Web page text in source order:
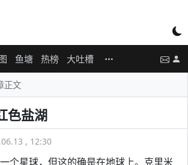
鱼塘 热榜 大吐槽
正文
色盐湖
, 12:30
个星球，但这的确是在地球上。克里米